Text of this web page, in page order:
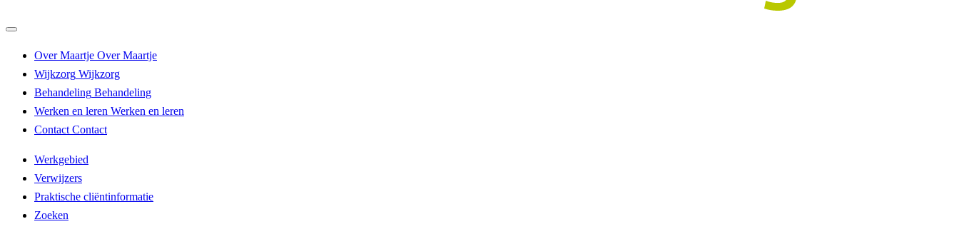
Over Maartje Over Maartje
Wijkzorg Wijkzorg
Behandeling Behandeling
Werken en leren Werken en leren
Contact Contact
Werkgebied
Verwijzers
Praktische cliëntinformatie
Zoeken